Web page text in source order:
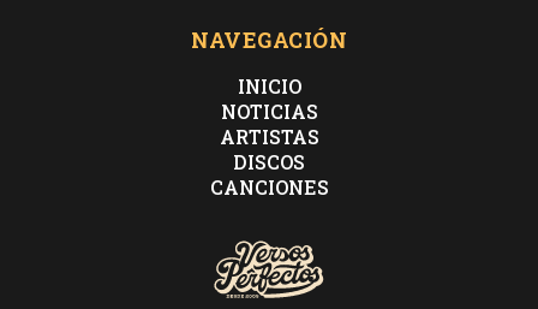
NAVEGACIÓN
INICIO
NOTICIAS
ARTISTAS
DISCOS
CANCIONES